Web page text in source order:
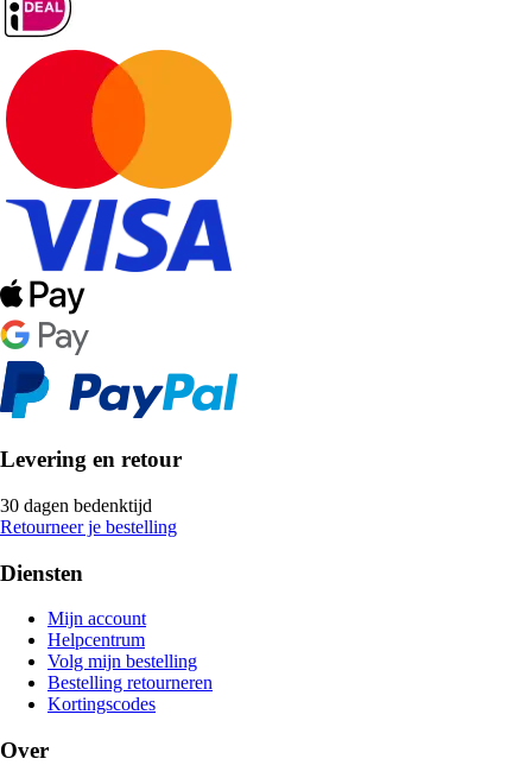
Levering en retour
30 dagen bedenktijd
Retourneer je bestelling
Diensten
Mijn account
Helpcentrum
Volg mijn bestelling
Bestelling retourneren
Kortingscodes
Over